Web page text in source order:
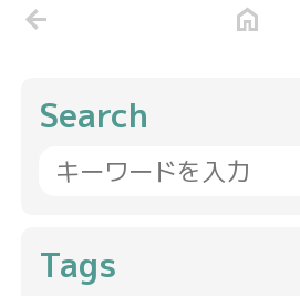
arrow_back home
Search
Tags